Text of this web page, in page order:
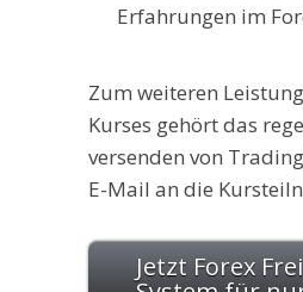
Erfahrungen im
Zum weiteren
Kurses gehört das
versenden von
E-Mail an die
Jetzt Forex